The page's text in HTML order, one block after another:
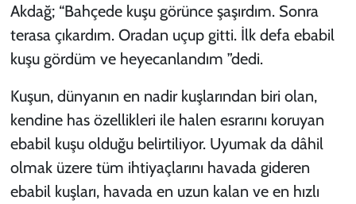
Akdağ; “Bahçede kuşu görünce şaşırdım. Sonra
terasa çıkardım. Oradan uçup gitti. İlk defa ebabil
kuşu gördüm ve heyecanlandım ”dedi.
Kuşun, dünyanın en nadir kuşlarından biri olan,
kendine has özellikleri ile halen esrarını koruyan
ebabil kuşu olduğu belirtiliyor. Uyumak da dâhil
olmak üzere tüm ihtiyaçlarını havada gideren
ebabil kuşları, havada en uzun kalan ve en hızlı